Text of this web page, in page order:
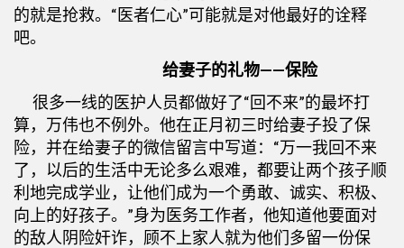
的就是抢救。“医者仁心”可能就是对他最好的诠释
吧。
给妻子的礼物——保险
很多一线的医护人员都做好了“回不来”的最坏打
算，万伟也不例外。他在正月初三时给妻子投了保
险，并在给妻子的微信留言中写道：“万一我回不来
了，以后的生活中无论多么艰难，都要让两个孩子顺
利地完成学业，让他们成为一个勇敢、诚实、积极、
向上的好孩子。”身为医务工作者，他知道他要面对
的敌人阴险奸诈，顾不上家人就为他们多留一份保